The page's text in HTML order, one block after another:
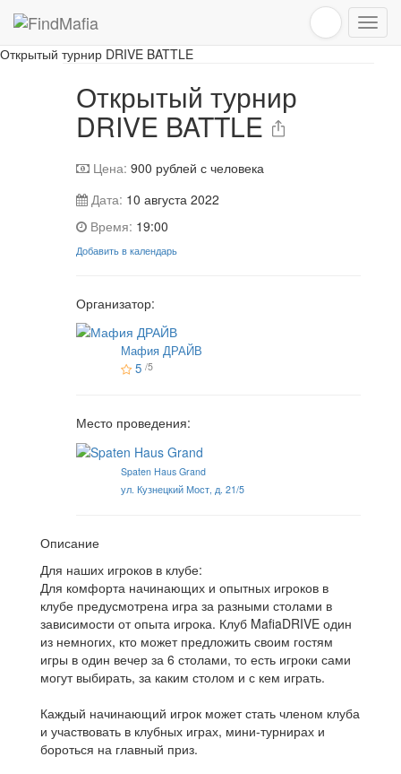
Открытый турнир DRIVE BATTLE
Открытый турнир
DRIVE BATTLE
Цена: 900 рублей с человека
Дата: 10 августа 2022
Время: 19:00
Добавить в календарь
Организатор:
Мафия ДРАЙВ
5 /5
Место проведения:
Spaten Haus Grand
ул. Кузнецкий Мост, д. 21/5
Описание
Для наших игроков в клубе:
Для комфорта начинающих и опытных игроков в
клубе предусмотрена игра за разными столами в
зависимости от опыта игрока. Клуб MafiaDRIVE один
из немногих, кто может предложить своим гостям
игры в один вечер за 6 столами, то есть игроки сами
могут выбирать, за каким столом и с кем играть.
Каждый начинающий игрок может стать членом клуба
и участвовать в клубных играх, мини-турнирах и
бороться на главный приз.